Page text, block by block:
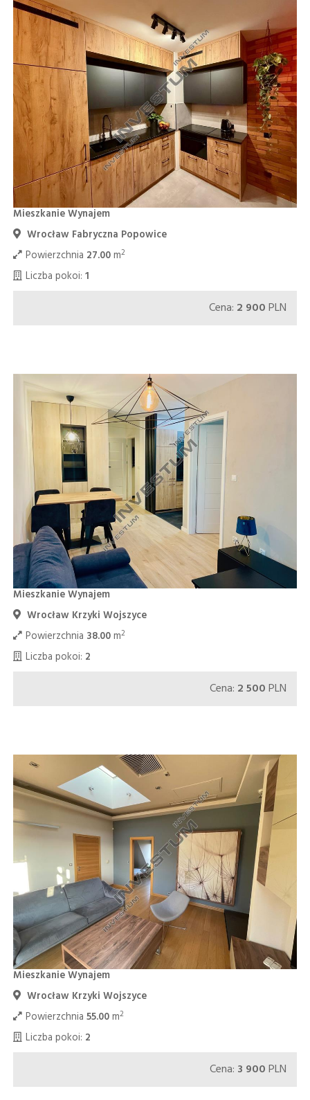
Mieszkanie Wynajem
Wrocław Fabryczna Popowice
Powierzchnia 27.00m2
Liczba pokoi: 1
Cena: 2 900PLN
Mieszkanie Wynajem
Wrocław Krzyki Wojszyce
Powierzchnia 38.00m2
Liczba pokoi: 2
Cena: 2 500PLN
Mieszkanie Wynajem
Wrocław Krzyki Wojszyce
Powierzchnia 55.00m2
Liczba pokoi: 2
Cena: 3 900PLN